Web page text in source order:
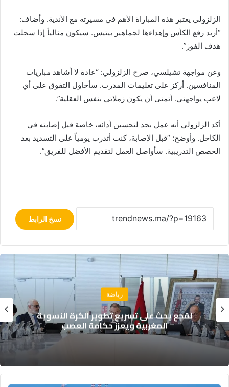
الزلزولي يعتبر هذه المباراة الأهم في مسيرته مع الأندية. وأضاف:
“أريد رفع الكأس وإهداءها لجماهير بيتيس. سيكون مثالياً إذا سجلت
هدف الفوز”.
وعن مواجهة تشيلسي، صرح الزلزولي: “عادة لا أشاهد مباريات
المنافسين. أركز على تعليمات المدرب. سأحاول التفوق على أي
لاعب يواجهني. أتمنى أن يكون زملائي بنفس العقلية”.
أكد الزلزولي أنه عمل بجد لتحسين أدائه، خاصة قبل إصابته في
الكاحل. وأوضح: “قبل الإصابة، كنت أتدرب يومياً على التسديد بعد
الحصص التدريبية. سأواصل العمل لتقديم الأفضل للفريق”.
نسخ الرابط
رياضة
على تسريع تطوير الكرة النسوية
ويعزز حكامة العصب
مع